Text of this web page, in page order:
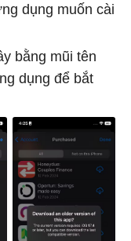
dụng muốn cài
bằng mũi tên
dụng để bắt